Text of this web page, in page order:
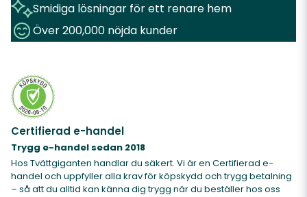
Smidiga lösningar för ett renare hem
Över 200,000 nöjda kunder
Certifierad e-handel
Trygg e-handel sedan 2018
Hos Tvättgiganten handlar du säkert. Vi är en Certifierad e-
handel och uppfyller alla krav för köpskydd och trygg betalning
– så att du alltid kan känna dig trygg när du beställer hos oss